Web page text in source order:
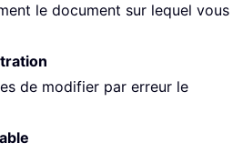
le document sur lequel vous
de modifier par erreur le